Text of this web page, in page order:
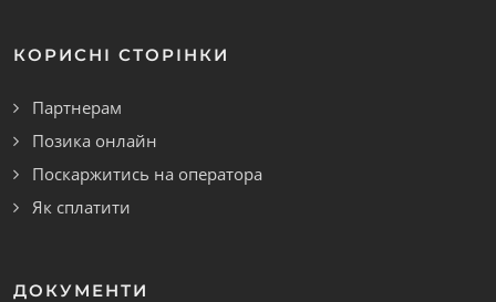
КОРИСНІ СТОРІНКИ
Партнерам
Позика онлайн
Поскаржитись на оператора
Як сплатити
ДОКУМЕНТИ